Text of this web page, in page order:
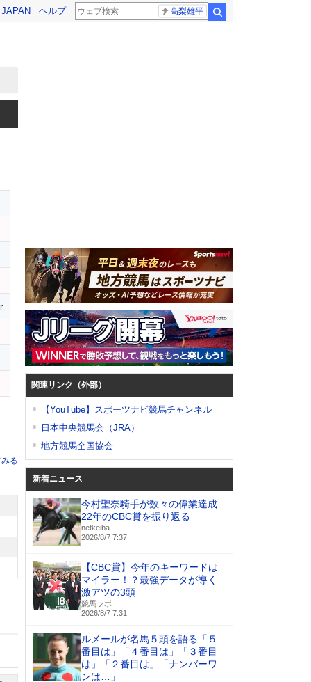
ヘルプ 高梨雄平
る
関連リンク（外部）
【YouTube】スポーツナビ競馬チャンネル
日本中央競馬会（JRA）
地方競馬全国協会
新着ニュース
今村聖奈騎手が数々の偉業達成
22年のCBC賞を振り返る
netkeiba
2026/8/7 7:37
【CBC賞】今年のキーワードは
マイラー！？最強データが導く
激アツの3頭
競馬ラボ
2026/8/7 7:31
ルメールが名馬５頭を語る「５
番目は」「４番目は」「３番目
は」「２番目は」「ナンバーワ
ンは…」